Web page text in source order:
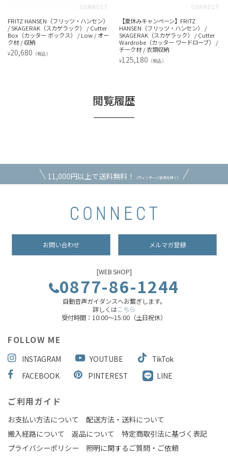
FRITZ HANSEN（フリッツ・ハンセン）
/ SKAGERAK（スカゲラック） / Cutter
Box（カッター ボックス） / Low / オー
ク材 / 収納
¥20,680 （税込）
【夏休みキャンペーン】FRITZ
HANSEN（フリッツ・ハンセン） /
SKAGERAK（スカゲラック） / Cutter
Wardrobe（カッター ワードローブ） /
チーク材 / 衣類収納
¥125,180 （税込）
閲覧履歴
11,000円以上で送料無料！ （ヴィンテージ家具を除く）
お問い合わせ メルマガ登録
[WEB SHOP]
0877-86-1244
自動音声ガイダンスへお繋ぎします。
詳しくはこちら
受付時間：10:00～15:00（土日祝休）
FOLLOW ME
INSTAGRAM YOUTUBE
TikTok
FACEBOOK
PINTEREST LINE
ご利用ガイド
お支払い方法について
配送方法・送料について
搬入経路について
返品について
特定商取引法に基づく表記
プライバシーポリシー
照明に関するご質問・ご依頼